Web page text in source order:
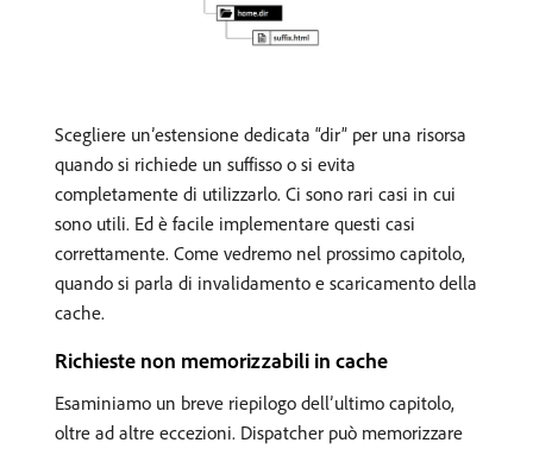
Scegliere un’estensione dedicata “dir” per una risorsa
quando si richiede un suffisso o si evita
completamente di utilizzarlo. Ci sono rari casi in cui
sono utili. Ed è facile implementare questi casi
correttamente. Come vedremo nel prossimo capitolo,
quando si parla di invalidamento e scaricamento della
cache.
Richieste non memorizzabili in cache
Esaminiamo un breve riepilogo dell’ultimo capitolo,
oltre ad altre eccezioni. Dispatcher può memorizzare